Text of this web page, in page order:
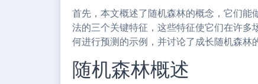
首先，本文概述了随机森林的概念，它们
法的三个关键特征，这些特征使它们在许
何进行预测的示例，并讨论了成长随机森林
随机森林概述